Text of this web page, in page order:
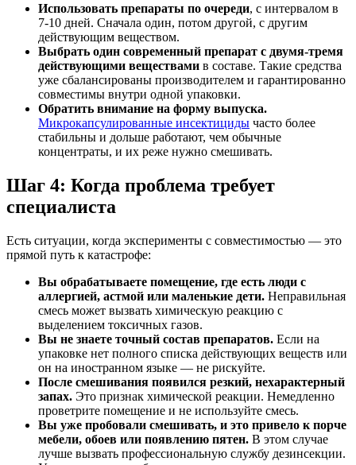
Использовать препараты по очереди, с интервалом в
7-10 дней. Сначала один, потом другой, с другим
действующим веществом.
Выбрать один современный препарат с двумя-тремя
действующими веществами в составе. Такие средства
уже сбалансированы производителем и гарантированно
совместимы внутри одной упаковки.
Обратить внимание на форму выпуска.
Микрокапсулированные инсектициды часто более
стабильны и дольше работают, чем обычные
концентраты, и их реже нужно смешивать.
Шаг 4: Когда проблема требует
специалиста
Есть ситуации, когда эксперименты с совместимостью — это
прямой путь к катастрофе:
Вы обрабатываете помещение, где есть люди с
аллергией, астмой или маленькие дети. Неправильная
смесь может вызвать химическую реакцию с
выделением токсичных газов.
Вы не знаете точный состав препаратов. Если на
упаковке нет полного списка действующих веществ или
он на иностранном языке — не рискуйте.
После смешивания появился резкий, нехарактерный
запах. Это признак химической реакции. Немедленно
проветрите помещение и не используйте смесь.
Вы уже пробовали смешивать, и это привело к порче
мебели, обоев или появлению пятен. В этом случае
лучше вызвать профессиональную службу дезинсекции.